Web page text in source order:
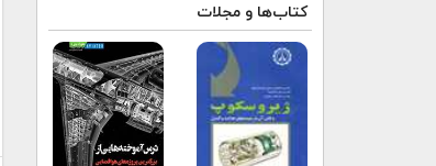
کتاب‌ها و مجلات